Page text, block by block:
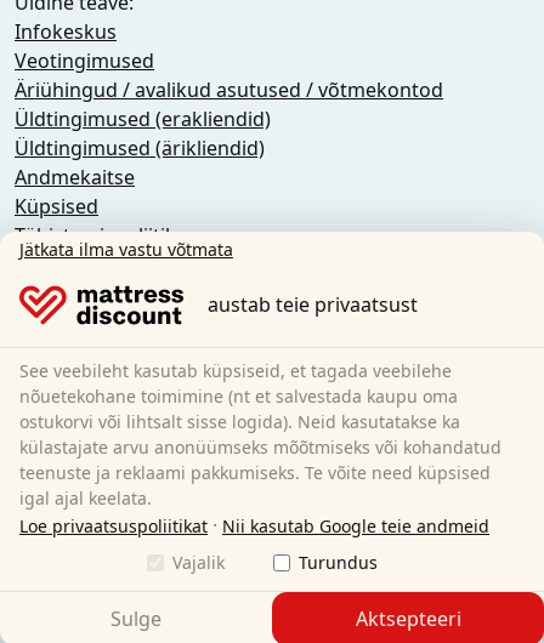
Infokeskus
Veotingimused
Äriühingud / avalikud asutused / võtmekontod
Üldtingimused (erakliendid)
Üldtingimused (ärikliendid)
Andmekaitse
Küpsised
Tühistamispoliitika
Jälg
Lepingust taganemine
Sleezzz GmbH
Grebbener Str. 7
52525 Heinsberg
Saksamaa
E-Mail:customer-service@matratzen.discount
Kõik hinnad koos käibemaksuga.
Jätkata ilma vastu võtmata
austab teie privaatsust
See veebileht kasutab küpsiseid, et tagada veebilehe
nõuetekohane toimimine (nt et salvestada kaupu oma
ostukorvi või lihtsalt sisse logida). Neid kasutatakse ka
külastajate arvu anonüümseks mõõtmiseks või kohandatud
teenuste ja reklaami pakkumiseks. Te võite need küpsised
igal ajal keelata.
Loe privaatsuspoliitikat · Nii kasutab Google teie andmeid
Vajalik
Turundus
Sulge Aktsepteeri